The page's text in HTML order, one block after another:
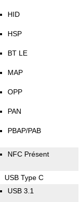
HID
HSP
BT LE
MAP
OPP
PAN
PBAP/PAB
NFC Présent
USB Type C
USB 3.1